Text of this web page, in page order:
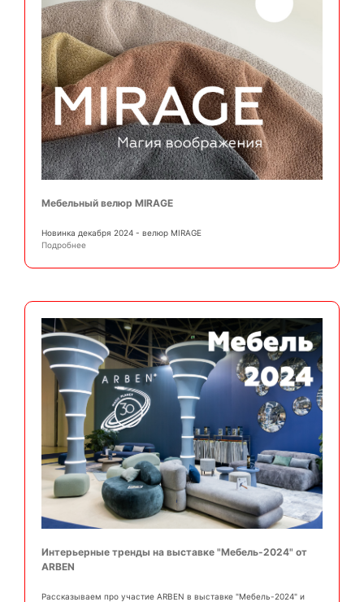
Мебельный велюр MIRAGE
Новинка декабря 2024 - велюр MIRAGE
Подробнее
Интерьерные тренды на выставке "Мебель-2024" от
ARBEN
Рассказываем про участие ARBEN в выставке "Мебель-2024" и